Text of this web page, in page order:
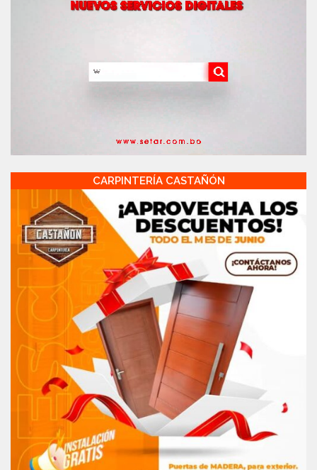
CARPINTERÍA CASTAÑÓN